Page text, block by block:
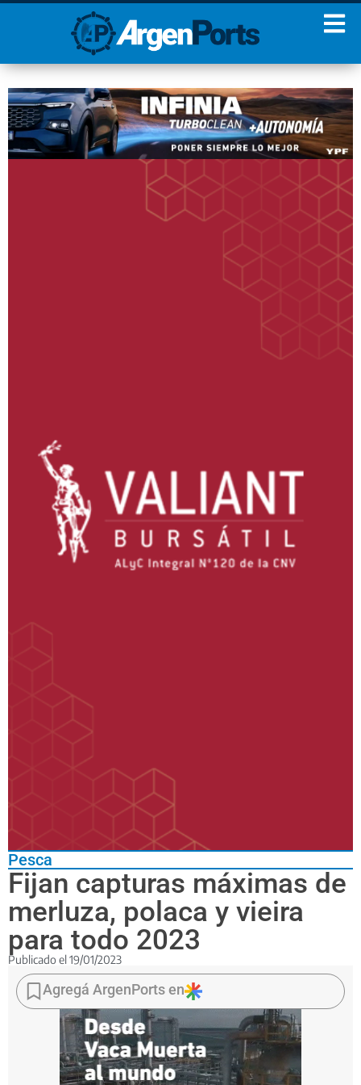
Pesca
Fijan capturas máximas de
merluza, polaca y vieira
para todo 2023
Publicado el 19/01/2023
La
medida
se
disposición
Agregá ArgenPorts en
¡Sumate a nuestro
Newsletter!
Nombre Apellidos
Estoy de acuerdo con las